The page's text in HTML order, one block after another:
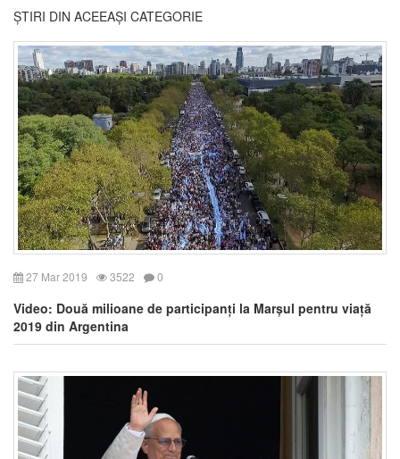
ȘTIRI DIN ACEEAȘI CATEGORIE
27 Mar 2019 3522 0
Video: Două milioane de participanți la Marșul pentru viață
2019 din Argentina